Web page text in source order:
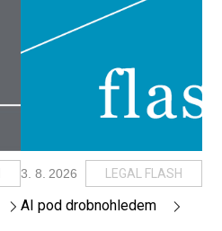
3 8 2026 LEGAL FLASH
AI pod drobnohledem